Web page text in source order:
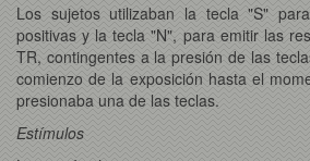
Los sujetos utilizaban la tecla "S"
positivas y la tecla "N", para emitir las
TR, contingentes a la presión de las
comienzo de la exposición hasta el
presionaba una de las teclas.
Estímulos